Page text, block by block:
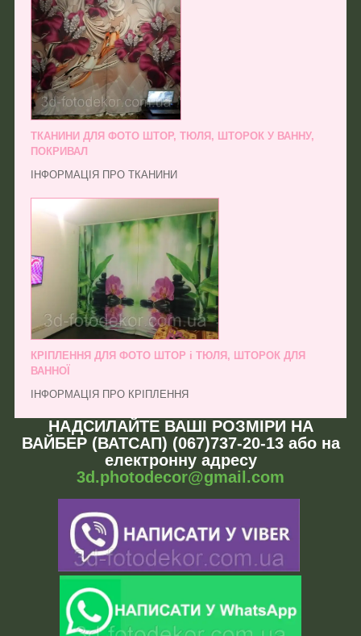
ТКАНИНИ ДЛЯ ФОТО ШТОР, ТЮЛЯ, ШТОРОК У ВАННУ,
ПОКРИВАЛ
ІНФОРМАЦІЯ ПРО ТКАНИНИ
КРІПЛЕННЯ ДЛЯ ФОТО ШТОР і ТЮЛЯ, ШТОРОК ДЛЯ
ВАННОЇ
ІНФОРМАЦІЯ ПРО КРІПЛЕННЯ
НАДСИЛАЙТЕ ВАШІ РОЗМІРИ НА
ВАЙБЕР (ВАТСАП) (067)737-20-13 або на
електронну адресу
3d.photodecor@gmail.com